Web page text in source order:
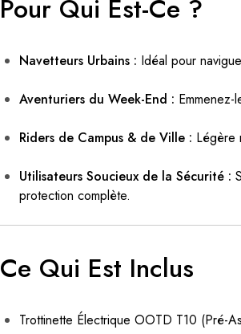
Pour Qui Est-Ce ?
Navetteurs Urbains : Idéal pour
Aventuriers du Week-End :
Riders de Campus & de Ville : Légère
Utilisateurs Soucieux de la Sécurité :
protection complète.
Ce Qui Est Inclus
Trottinette Électrique OOTD T10 (Pré-